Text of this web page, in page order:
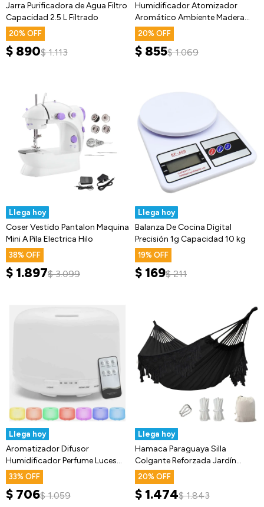
Jarra Purificadora de Agua Filtro
Capacidad 2.5 L Filtrado
20
$ 890$ 1.113
Humidificador Atomizador
Aromático Ambiente Madera
Luces RGB
20
$ 855$ 1.069
Llega hoy
Coser Vestido Pantalon Maquina
Mini A Pila Electrica Hilo
38
$ 1.897$ 3.099
Llega hoy
Balanza De Cocina Digital
Precisión 1g Capacidad 10 kg
19
$ 169$ 211
Llega hoy
Aromatizador Difusor
Humidificador Perfume Luces
Led 500 Ml
33
$ 706$ 1.059
Llega hoy
Hamaca Paraguaya Silla
Colgante Reforzada Jardín
Bolso + Acc
20
$ 1.474$ 1.843